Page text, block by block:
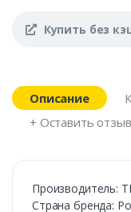
Купить без
Описание
+ Оставить отзыв
Производитель:
Страна бренда: